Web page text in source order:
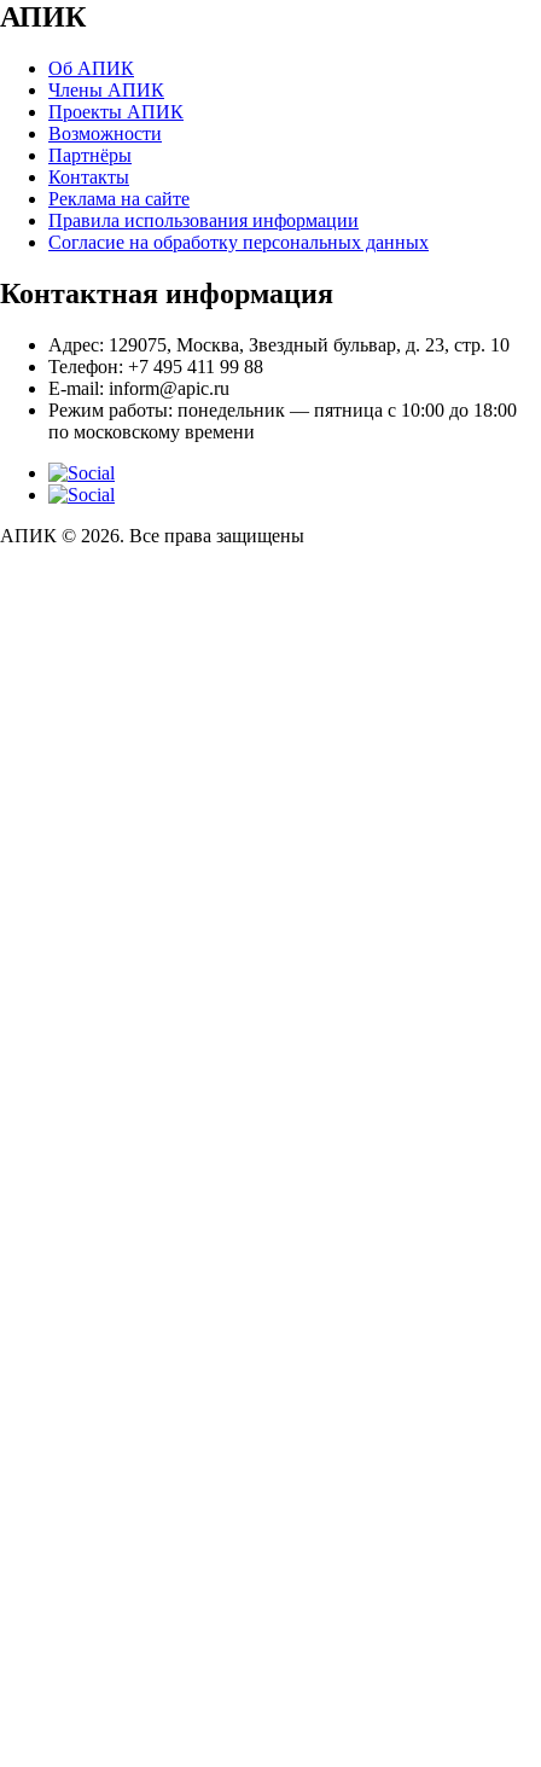
АПИК
Об АПИК
Члены АПИК
Проекты АПИК
Возможности
Партнёры
Контакты
Реклама на сайте
Правила использования информации
Согласие на обработку персональных данных
Контактная информация
Адрес: 129075, Москва, Звездный бульвар, д. 23, стр. 10
Телефон: +7 495 411 99 88
E-mail: inform@apic.ru
Режим работы: понедельник — пятница с 10:00 до 18:00
по московскому времени
АПИК © 2026. Все права защищены